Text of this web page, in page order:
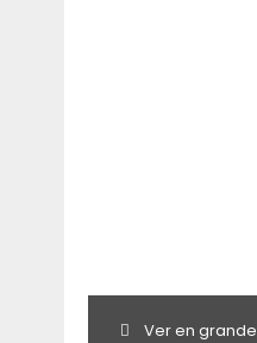
Ver en grande